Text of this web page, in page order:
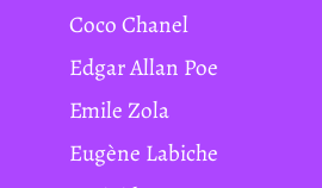
Coco Chanel
Edgar Allan Poe
Emile Zola
Eugène Labiche